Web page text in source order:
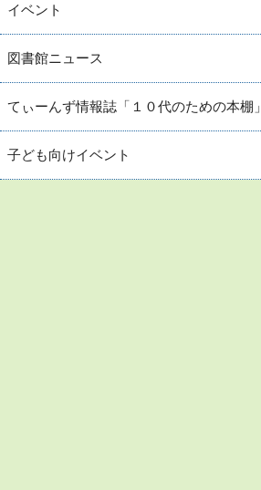
イベント
図書館ニュース
てぃーんず情報誌「１０代のための本棚」
子ども向けイベント